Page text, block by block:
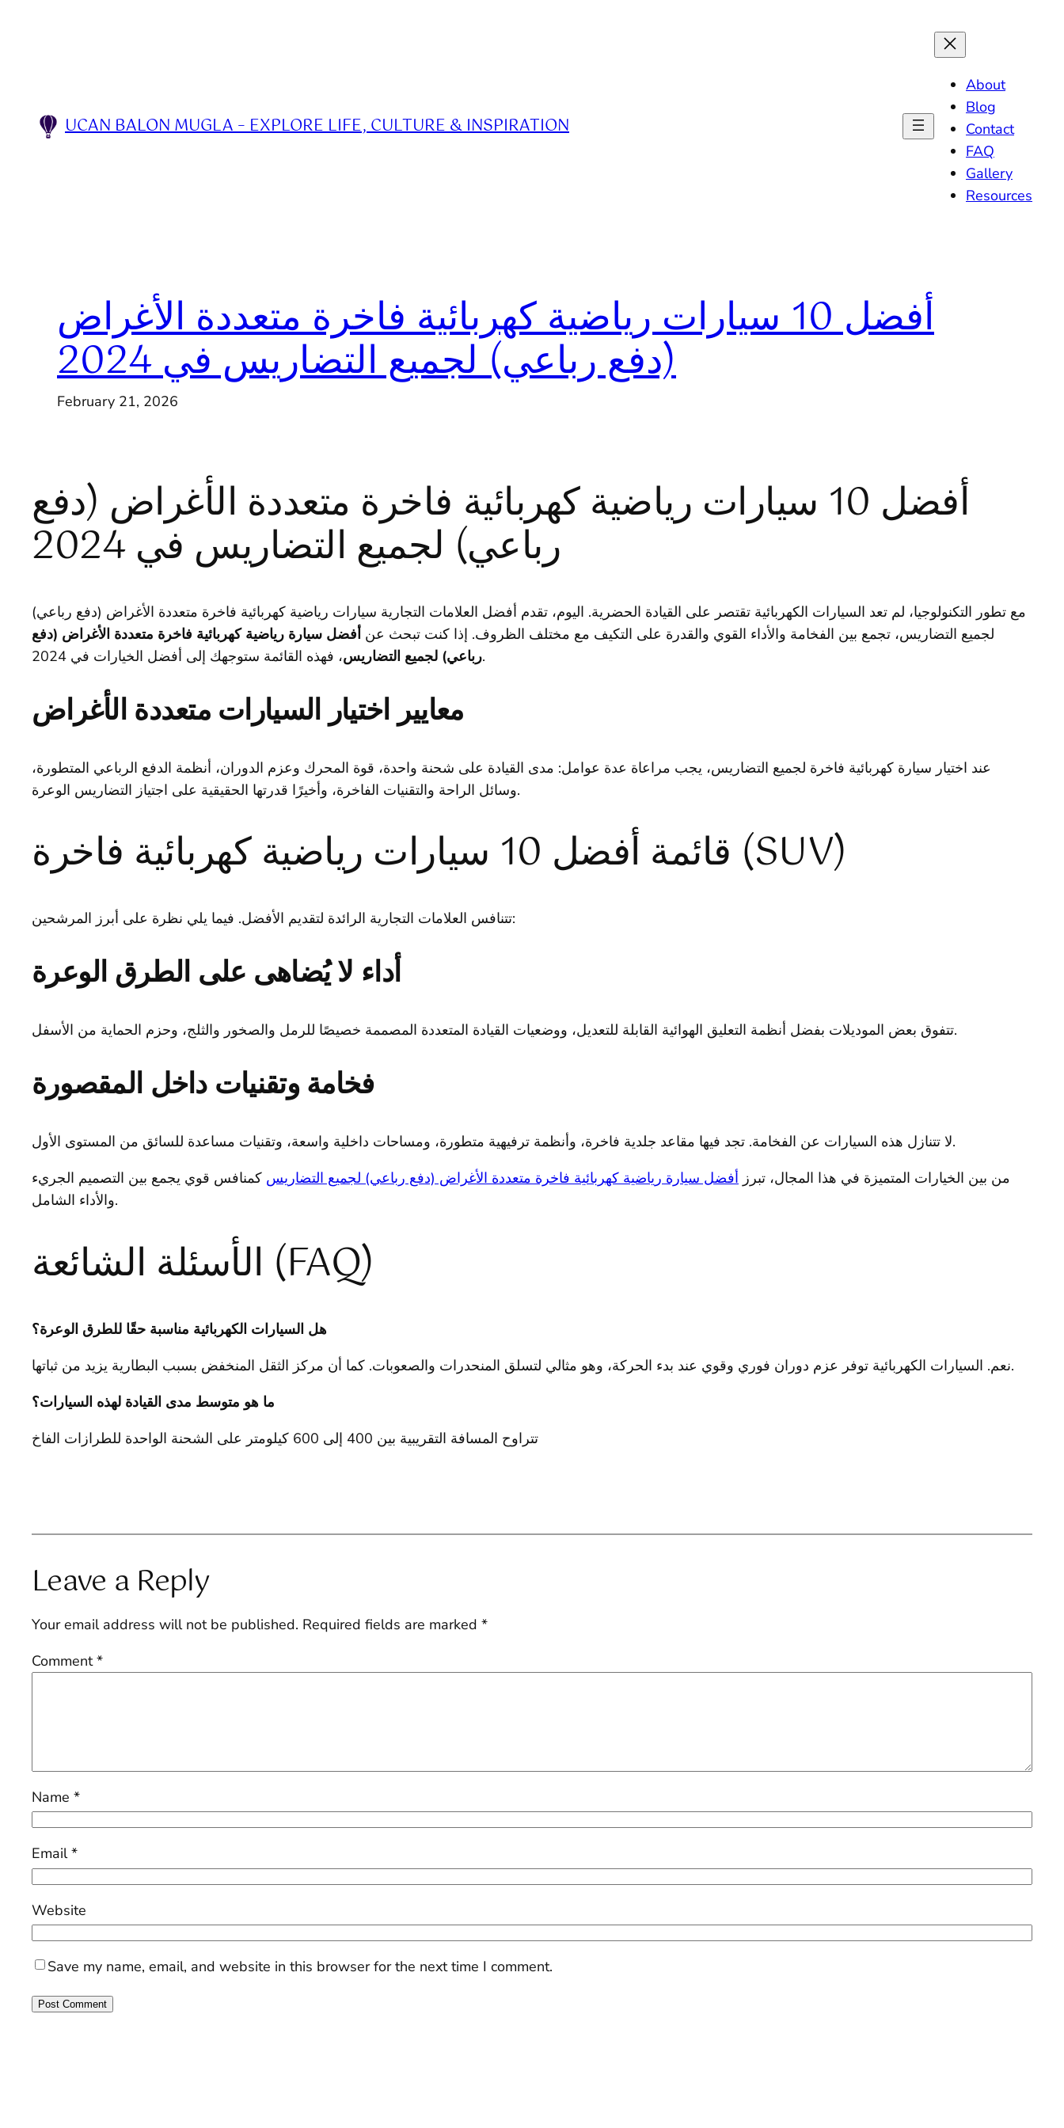
UCAN BALON MUGLA – EXPLORE LIFE, CULTURE & INSPIRATION
About
Blog
Contact
FAQ
Gallery
Resources
أفضل 10 سيارات رياضية كهربائية فاخرة متعددة الأغراض
(دفع رباعي) لجميع التضاريس في 2024
February 21, 2026
أفضل 10 سيارات رياضية كهربائية فاخرة متعددة الأغراض (دفع
رباعي) لجميع التضاريس في 2024
مع تطور التكنولوجيا، لم تعد السيارات الكهربائية تقتصر على القيادة الحضرية. اليوم، تقدم أفضل العلامات التجارية سيارات رياضية كهربائية فاخرة متعددة الأغراض (دفع رباعي)
لجميع التضاريس، تجمع بين الفخامة والأداء القوي والقدرة على التكيف مع مختلف الظروف. إذا كنت تبحث عن أفضل سيارة رياضية كهربائية فاخرة متعددة الأغراض (دفع
رباعي) لجميع التضاريس، فهذه القائمة ستوجهك إلى أفضل الخيارات في 2024.
معايير اختيار السيارات متعددة الأغراض
عند اختيار سيارة كهربائية فاخرة لجميع التضاريس، يجب مراعاة عدة عوامل: مدى القيادة على شحنة واحدة، قوة المحرك وعزم الدوران، أنظمة الدفع الرباعي المتطورة،
وسائل الراحة والتقنيات الفاخرة، وأخيرًا قدرتها الحقيقية على اجتياز التضاريس الوعرة.
قائمة أفضل 10 سيارات رياضية كهربائية فاخرة (SUV)
تتنافس العلامات التجارية الرائدة لتقديم الأفضل. فيما يلي نظرة على أبرز المرشحين:
أداء لا يُضاهى على الطرق الوعرة
تتفوق بعض الموديلات بفضل أنظمة التعليق الهوائية القابلة للتعديل، ووضعيات القيادة المتعددة المصممة خصيصًا للرمل والصخور والثلج، وحزم الحماية من الأسفل.
فخامة وتقنيات داخل المقصورة
لا تتنازل هذه السيارات عن الفخامة. تجد فيها مقاعد جلدية فاخرة، وأنظمة ترفيهية متطورة، ومساحات داخلية واسعة، وتقنيات مساعدة للسائق من المستوى الأول.
من بين الخيارات المتميزة في هذا المجال، تبرز أفضل سيارة رياضية كهربائية فاخرة متعددة الأغراض (دفع رباعي) لجميع التضاريس كمنافس قوي يجمع بين التصميم الجريء
والأداء الشامل.
الأسئلة الشائعة (FAQ)
هل السيارات الكهربائية مناسبة حقًا للطرق الوعرة؟
نعم. السيارات الكهربائية توفر عزم دوران فوري وقوي عند بدء الحركة، وهو مثالي لتسلق المنحدرات والصعوبات. كما أن مركز الثقل المنخفض بسبب البطارية يزيد من ثباتها.
ما هو متوسط مدى القيادة لهذه السيارات؟
تتراوح المسافة التقريبية بين 400 إلى 600 كيلومتر على الشحنة الواحدة للطرازات الفاخ
Leave a Reply
Your email address will not be published. Required fields are marked *
Comment*
Name *
Email*
Website
Save my name, email, and website in this browser for the next time I comment.